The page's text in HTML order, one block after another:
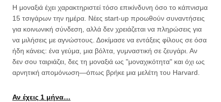
Η μοναξιά έχει χαρακτηριστεί τόσο επικίνδυνη όσο το κάπνισμα
15 τσιγάρων την ημέρα. Νέες start-up προωθούν συναντήσεις
για κοινωνική σύνδεση, αλλά δεν χρειάζεται να πληρώσεις για
να μιλήσεις με αγνώστους. Δοκίμασε να εντάξεις φίλους σε όσα
ήδη κάνεις: ένα γεύμα, μια βόλτα, γυμναστική σε ζευγάρι. Αν
δεν σου ταιριάζει, δες τη μοναξιά ως "μοναχικότητα" και όχι ως
αρνητική απομόνωση—όπως βρήκε μια μελέτη του Harvard.
Αν έχεις 1 μήνα…